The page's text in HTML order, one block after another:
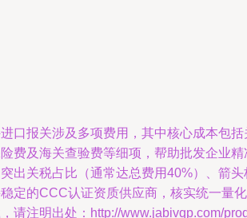
口报关涉及多项费用，其中核心成本包
费及海关查验费等细项，帮助批发企业
出关税占比（通常达总费用40%）、箭
定的CCC认证资质供应商，核实统一量
请注明出处：http://www.jabivqp.com/